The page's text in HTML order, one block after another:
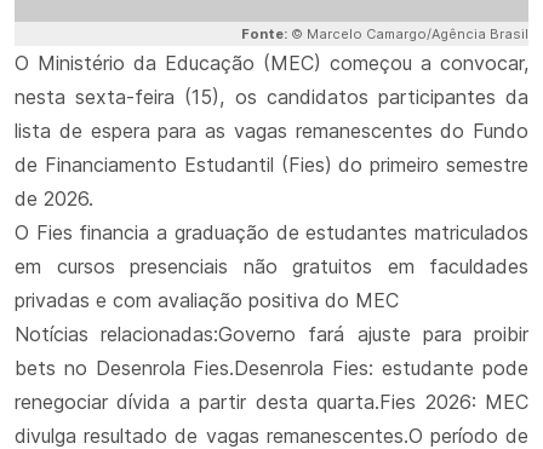
Fonte: © Marcelo Camargo/Agência Brasil
O Ministério da Educação (MEC) começou a convocar,
nesta sexta-feira (15), os candidatos participantes da
lista de espera para as vagas remanescentes do Fundo
de Financiamento Estudantil (Fies) do primeiro semestre
de 2026.
O Fies financia a graduação de estudantes matriculados
em cursos presenciais não gratuitos em faculdades
privadas e com avaliação positiva do MEC
Notícias relacionadas:Governo fará ajuste para proibir
bets no Desenrola Fies.Desenrola Fies: estudante pode
renegociar dívida a partir desta quarta.Fies 2026: MEC
divulga resultado de vagas remanescentes.O período de